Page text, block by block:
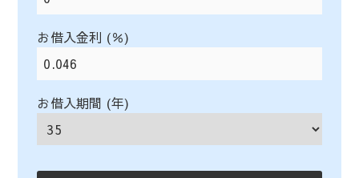
お借入金利 (％)
お借入期間 (年)